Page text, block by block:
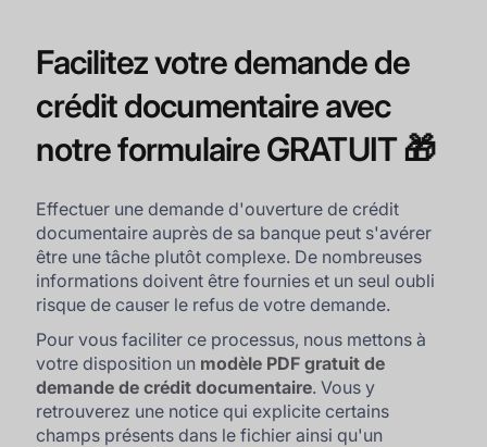
Facilitez votre demande de
crédit documentaire avec
notre formulaire GRATUIT 🎁
Effectuer une demande d'ouverture de crédit
documentaire auprès de sa banque peut s'avérer
être une tâche plutôt complexe. De nombreuses
informations doivent être fournies et un seul oubli
risque de causer le refus de votre demande.
Pour vous faciliter ce processus, nous mettons à
votre disposition un modèle PDF gratuit de
demande de crédit documentaire. Vous y
retrouverez une notice qui explicite certains
champs présents dans le fichier ainsi qu'un